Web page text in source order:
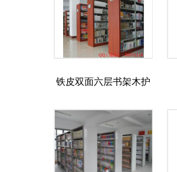
铁皮双面六层书架木护
板